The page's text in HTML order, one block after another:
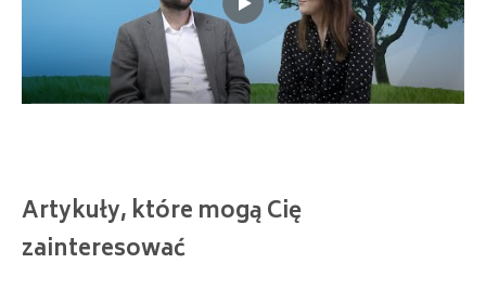
Artykuły, które mogą Cię
zainteresować